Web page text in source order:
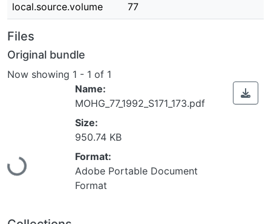
local.source.volume 77
Files
Original bundle
Now showing 1 - 1 of 1
Loading...
Name:
MOHG_77_1992_S171_173.pdf
Size:
950.74 KB
Format:
Adobe Portable Document
Format